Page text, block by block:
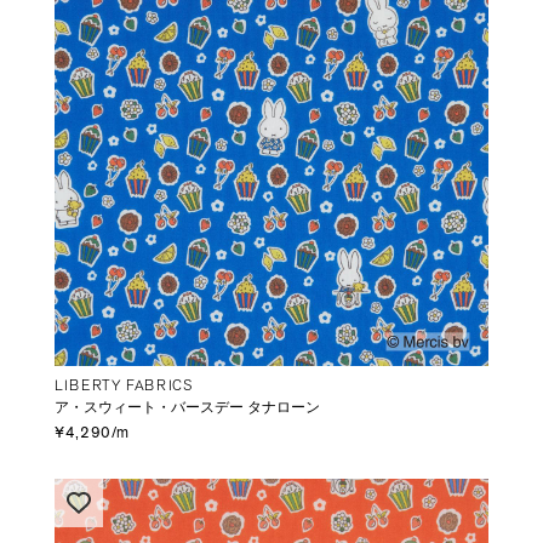
LIBERTY FABRICS
ア・スウィート・バースデー タナローン
¥4,290/m